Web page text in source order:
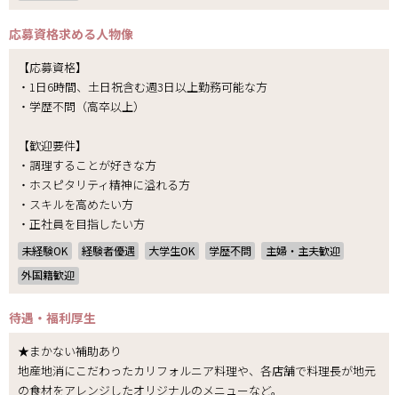
応募資格求める人物像
【応募資格】
・1日6時間、土日祝含む週3日以上勤務可能な方
・学歴不問（高卒以上）
【歓迎要件】
・調理することが好きな方
・ホスピタリティ精神に溢れる方
・スキルを高めたい方
・正社員を目指したい方
未経験OK 経験者優遇 大学生OK 学歴不問
主婦・主夫歓迎
外国籍歓迎
待遇・福利厚生
★まかない補助あり
地産地消にこだわったカリフォルニア料理や、各店舗で料理長が地元
の食材をアレンジしたオリジナルのメニューなど。